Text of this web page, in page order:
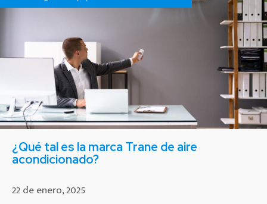
¿Qué tal es la marca Trane de aire
acondicionado?
22 de enero, 2025